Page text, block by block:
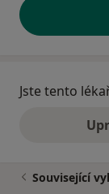
Jste tento
Související